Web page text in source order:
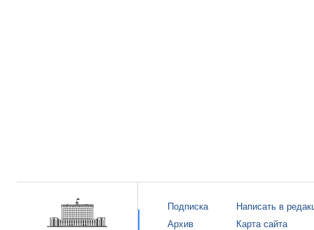
Подписка
Архив
Написать в
Карта сайта